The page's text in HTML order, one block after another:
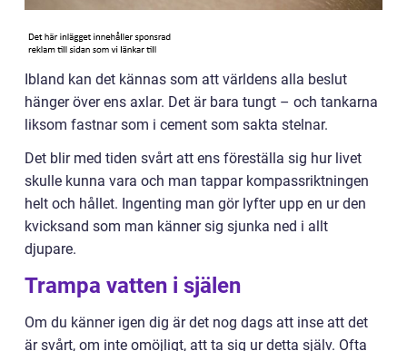
Ibland kan det kännas som att världens alla beslut
hänger över ens axlar. Det är bara tungt – och tankarna
liksom fastnar som i cement som sakta stelnar.
Det blir med tiden svårt att ens föreställa sig hur livet
skulle kunna vara och man tappar kompassriktningen
helt och hållet. Ingenting man gör lyfter upp en ur den
kvicksand som man känner sig sjunka ned i allt
djupare.
Trampa vatten i själen
Om du känner igen dig är det nog dags att inse att det
är svårt, om inte omöjligt, att ta sig ur detta själv. Ofta